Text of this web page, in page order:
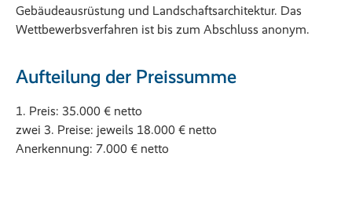
Gebäudeausrüstung und Landschaftsarchitektur. Das
Wettbewerbsverfahren ist bis zum Abschluss anonym.
Aufteilung der Preissumme
1. Preis: 35.000 € netto
zwei 3. Preise: jeweils 18.000 € netto
Anerkennung: 7.000 € netto